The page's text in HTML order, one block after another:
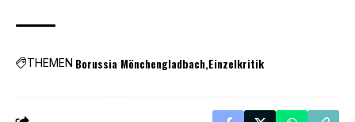
THEMEN Borussia Mönchengladbach Einzelkritik